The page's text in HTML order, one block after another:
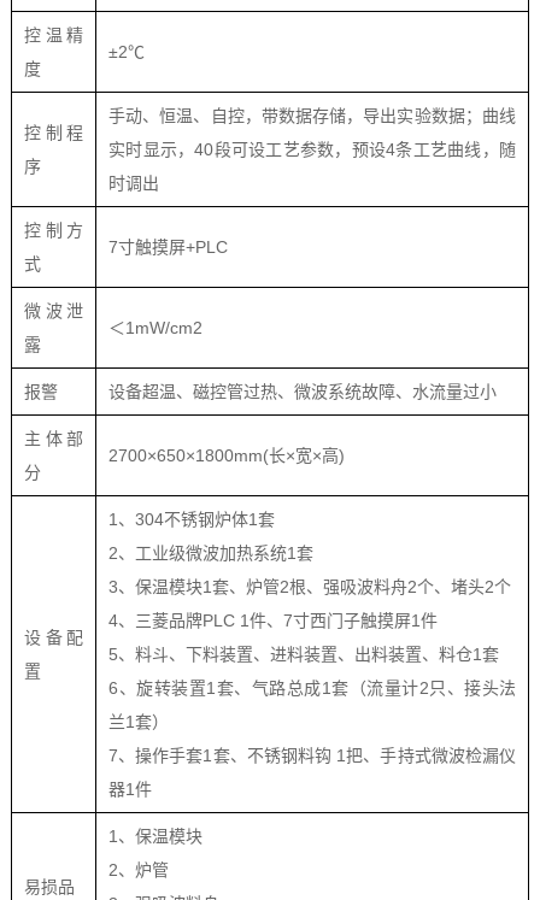
控温精
度
±2℃
控制程
序
手动、恒温、自控，带数据存储，导出实验数据；曲线
实时显示，40段可设工艺参数，预设4条工艺曲线，随
时调出
控制方
式
7寸触摸屏+PLC
微波泄
露
＜1mW/cm2
报警 设备超温、磁控管过热、微波系统故障、水流量过小
主体部
分
2700×650×1800mm(长×宽×高)
设备配
置
1、304不锈钢炉体1套
2、工业级微波加热系统1套
3、保温模块1套、炉管2根、强吸波料舟2个、堵头2个
4、三菱品牌PLC 1件、7寸西门子触摸屏1件
5、料斗、下料装置、进料装置、出料装置、料仓1套
6、旋转装置1套、气路总成1套（流量计2只、接头法
兰1套）
7、操作手套1套、不锈钢料钩 1把、手持式微波检漏仪
器1件
易损品
1、保温模块
2、炉管